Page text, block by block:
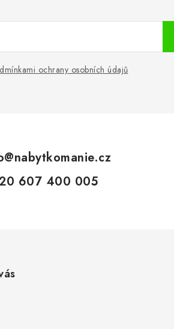
ochrany osobních údajů
@nabytkomanie.cz
607 400 005